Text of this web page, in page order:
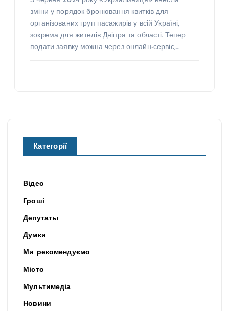
зміни у порядок бронювання квитків для
організованих груп пасажирів у всій Україні,
зокрема для жителів Дніпра та області. Тепер
подати заявку можна через онлайн-сервіс,…
Категорії
Відео
Гроші
Депутаты
Думки
Ми рекомендуємо
Місто
Мультимедіа
Новини